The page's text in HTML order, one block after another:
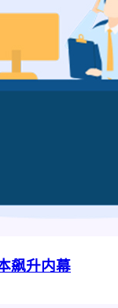
飙升内幕